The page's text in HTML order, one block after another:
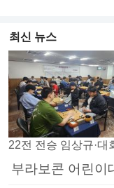
최신 뉴스
부라보콘 어린이